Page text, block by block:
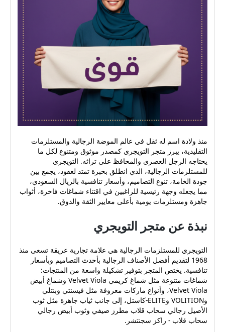
منذ ولادة اسم له ثقل في عالم الموضة الرجالية والمستلزمات
التقليدية، يبرز متجر التويجري كمصدر موثوق ومتنوع لكل ما
يحتاجه الرجل العصري والمحافظ على تراثه. التويجري
للمستلزمات الرجالية، الذي انطلق بخبرة تمتد لعقود، يجمع بين
جودة الخامة، تنوع التصاميم، وأسعار تنافسية بالريال السعودي،
مما يجعله وجهة رئيسية للراغبين في اقتناء شماغات فاخرة، أثواب
جاهزة ومستلزمات يومية بأعلى معايير الثقة والذوق.
نبذة عن متجر التويجري
التويجري للمستلزمات الرجالية هي علامة تجارية عريقة تسعى منذ
1968 لتقديم أفضل الأصناف الرجالية بأحدث التصاميم وبأسعار
تنافسية. يختص المتجر بتوفير تشكيلة واسعة من المنتجات:
شماغات متنوعة مثل شماغ كريمي Velvet Viola وشماغ أبيض
Velvet Viola، وأنواع ماركات معروفة مثل فيسنتي وبنتلي
وVOLITION وELITE-كاستل، إلى جانب ثياب جاهزة مثل ثوب
الأصيل رجالي سحاب قلاب مطرز صيفي وثوب أبيض رجالي
سحاب قلاب - راكز سجنتشر.